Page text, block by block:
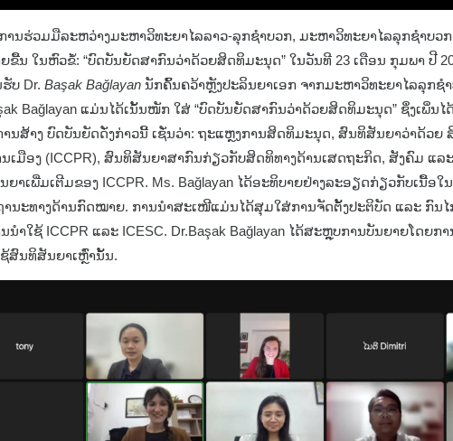
ານຮ່ວມມືລະຫວ່າງມະຫາວິທະຍາໄລລາວ-ລຸກຊຳບວກ, ມະຫາວິທະຍາໄລລຸກຊຳບວ
ຂື້ນ ໃນຫົວຂໍ້: “ບົດບັນຍັດສາກົນວ່າດ້ວຍສິດທິມະນຸດ” ໃນວັນທີ 23 ເດືອນ ກຸມພາ ປີ
ບ Dr. Başak Bağlayan ນັກຄົ້ນຄວ້າຫຼັງປະລິນຍາເອກ ຈາກມະຫາວິທະຍາໄລລຸກຊ
Bağlayan ແມ່ນໄດ້ເນັ້ນໜັກ ໃສ່ “ບົດບັນຍັດສາກົນວ່າດ້ວຍສິດທິມະນຸດ” ຊຶ່ງເພິ່ນ
ານສ້າງ ບົດບັນຍັດດັ່ງກ່າວນີ້ ເຊັ່ນວ່າ: ຖະແຫຼງການສິດທິມະນຸດ, ສົນທິສັນຍາວ່າດ້ວຍ
ເມືອງ (ICCPR), ສົນທິສັນຍາສາກົນກ່ຽວກັບສິດທິທາງດ້ານເສດຖະກິດ, ສັງຄົມ ແລ
ຍາເພີ່ມເຕີມຂອງ ICCPR. Ms. Bağlayan ໄດ້ອະທິບາຍຢ່າງລະອຽດກ່ຽວກັບເນື້ອໃ
ນະທາງດ້ານກົດໝາຍ. ການນຳສະເໜີແມ່ນໄດ້ສຸມໃສ່ການຈັດຕັ້ງປະຕິບັດ ແລະ ກົນ
ນຳໃຊ້ ICCPR ແລະ ICESC. Dr.Başak Bağlayan ໄດ້ສະຫຼຸບການບັນຍາຍໂດຍ
ສົນທິສັນຍາເຫຼົ່ານັ້ນ.